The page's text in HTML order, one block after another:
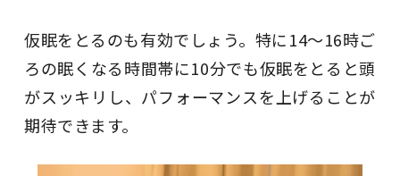
仮眠をとるのも有効でしょう。特に14〜16時ご
ろの眠くなる時間帯に10分でも仮眠をとると頭
がスッキリし、パフォーマンスを上げることが
期待できます。